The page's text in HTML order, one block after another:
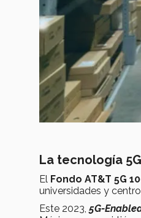
La tecnología 5G
El Fondo AT&T 5G
universidades y
Este 2023, 5G-